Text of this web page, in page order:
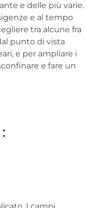
e delle più varie.
e al tempo
tra alcune fra
punto di vista
e per ampliare i
e fare un